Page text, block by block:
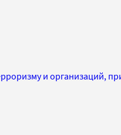
и организаций,